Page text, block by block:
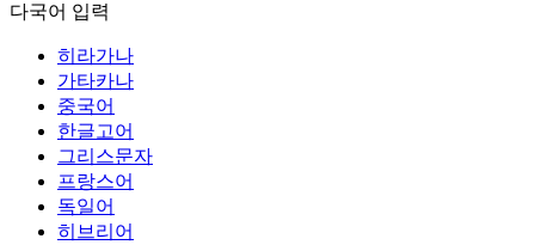
다국어 입력
히라가나
가타카나
중국어
한글고어
그리스문자
프랑스어
독일어
히브리어